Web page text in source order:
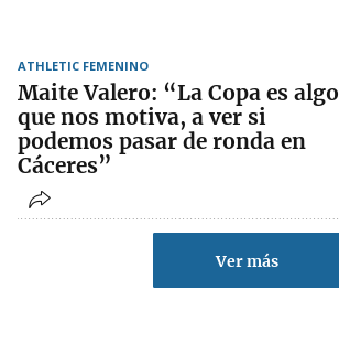
ATHLETIC FEMENINO
Maite Valero: “La Copa es algo
que nos motiva, a ver si
podemos pasar de ronda en
Cáceres”
Ver más